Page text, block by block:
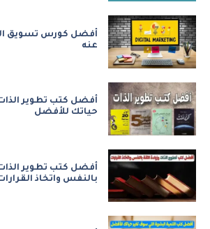
أفضل كورس تسويق
عنه
أفضل كتب تطوير
حياتك للأفضل
أفضل كتب تطوير الذات
بالنفس واتخاذ